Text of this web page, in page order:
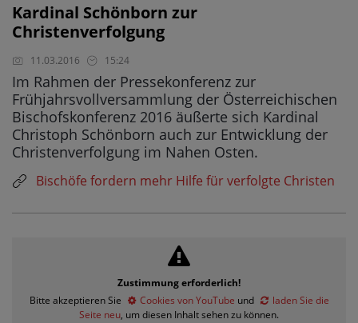
Kardinal Schönborn zur
Christenverfolgung
11.03.2016 15:24
Im Rahmen der Pressekonferenz zur
Frühjahrsvollversammlung der Österreichischen
Bischofskonferenz 2016 äußerte sich Kardinal
Christoph Schönborn auch zur Entwicklung der
Christenverfolgung im Nahen Osten.
Bischöfe fordern mehr Hilfe für verfolgte Christen
Zustimmung erforderlich!
Bitte akzeptieren Sie
Cookies von YouTube und
laden Sie die
Seite neu, um diesen Inhalt sehen zu können.